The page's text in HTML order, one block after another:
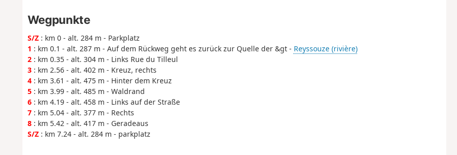
Wegpunkte
S/Z: km 0 - alt. 284 m - Parkplatz
1 : km 0.1 - alt. 287 m - Auf dem Rückweg geht es zurück zur Quelle der &gt - Reyssouze (rivière)
2: km 0.35 - alt. 304 m - Links Rue du Tilleul
3: km 2.56 - alt. 402 m - Kreuz, rechts
4: km 3.61 - alt. 475 m - Hinter dem Kreuz
5: km 3.99 - alt. 485 m - Waldrand
6: km 4.19 - alt. 458 m - Links auf der Straße
7: km 5.04 - alt. 377 m - Rechts
8: km 5.42 - alt. 417 m - Geradeaus
S/Z: km 7.24 - alt. 284 m - parkplatz